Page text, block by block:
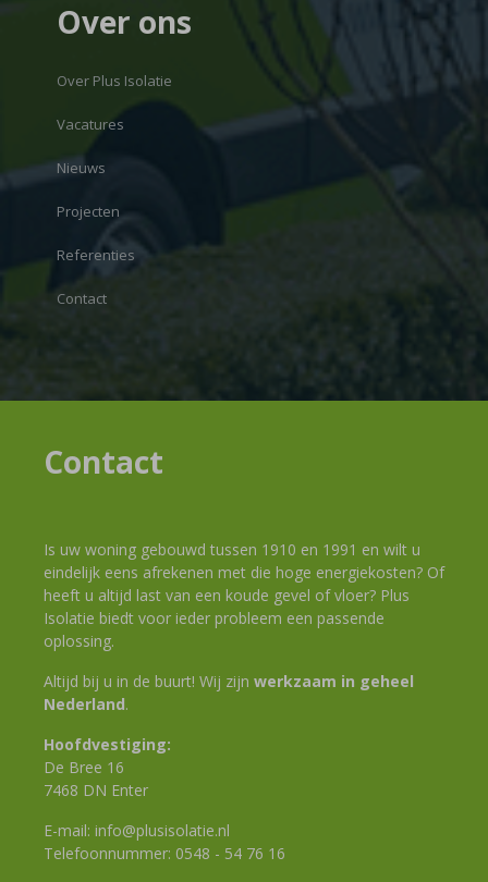
Over ons
Over Plus Isolatie
Vacatures
Nieuws
Projecten
Referenties
Contact
Contact
Is uw woning gebouwd tussen 1910 en 1991 en wilt u
eindelijk eens afrekenen met die hoge energiekosten? Of
heeft u altijd last van een koude gevel of vloer? Plus
Isolatie biedt voor ieder probleem een passende
oplossing.
Altijd bij u in de buurt! Wij zijn werkzaam in geheel
Nederland.
Hoofdvestiging:
De Bree 16
7468 DN Enter
E-mail: info@plusisolatie.nl
Telefoonnummer: 0548 - 54 76 16